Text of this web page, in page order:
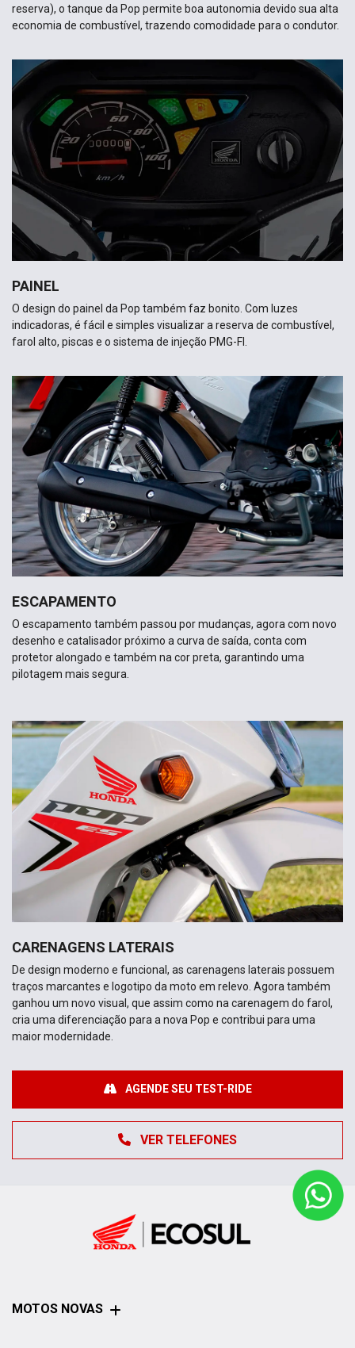
reserva), o tanque da Pop permite boa autonomia devido sua alta
economia de combustível, trazendo comodidade para o condutor.
PAINEL
O design do painel da Pop também faz bonito. Com luzes
indicadoras, é fácil e simples visualizar a reserva de combustível,
farol alto, piscas e o sistema de injeção PMG-FI.
ESCAPAMENTO
O escapamento também passou por mudanças, agora com novo
desenho e catalisador próximo a curva de saída, conta com
protetor alongado e também na cor preta, garantindo uma
pilotagem mais segura.
CARENAGENS LATERAIS
De design moderno e funcional, as carenagens laterais possuem
traços marcantes e logotipo da moto em relevo. Agora também
ganhou um novo visual, que assim como na carenagem do farol,
cria uma diferenciação para a nova Pop e contribui para uma
maior modernidade.
VER TELEFONES
AGENDE SEU TEST-RIDE
MOTOS NOVAS